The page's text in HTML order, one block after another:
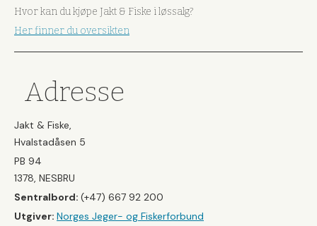
Hvor kan du kjøpe Jakt & Fiske i løssalg?
Her finner du oversikten
Adresse
Jakt & Fiske,
Hvalstadåsen 5
PB 94
1378, NESBRU
Sentralbord: (+47) 667 92 200
Utgiver: Norges Jeger- og Fiskerforbund